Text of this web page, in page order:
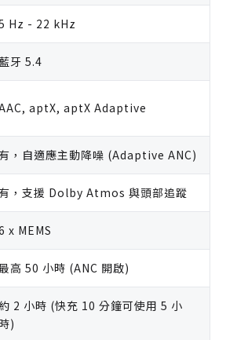
Hz - 22 kHz
藍牙 5.4
aptX, aptX Adaptive
，自適應主動降噪 (Adaptive ANC)
，支援 Dolby Atmos 與頭部追蹤
x MEMS
高 50 小時 (ANC 開啟)
2 小時 (快充 10 分鐘可使用 5 小
)